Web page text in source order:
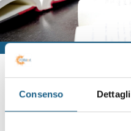
Consenso Dettagli
Iscrizione
Sei già cliente?